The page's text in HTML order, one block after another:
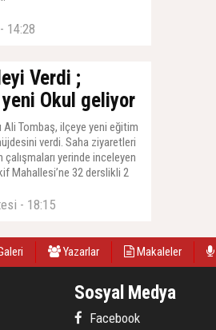
14:28
Verdi ;
Okul geliyor
Ali Tombaş, ilçeye yeni eğitim
verdi. Saha ziyaretleri
yerinde inceleyen
Mahallesi’ne 32 derslikli 2
- 18:15
Yazarlar Makaleler
Sosyal Medya
Facebook